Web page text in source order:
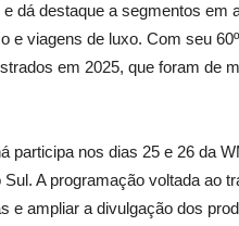
dá destaque a segmentos
e viagens de luxo. Com seu
em 2025, que foram de
participa nos dias 25 e 26 da
A programação voltada ao
e ampliar a divulgação dos